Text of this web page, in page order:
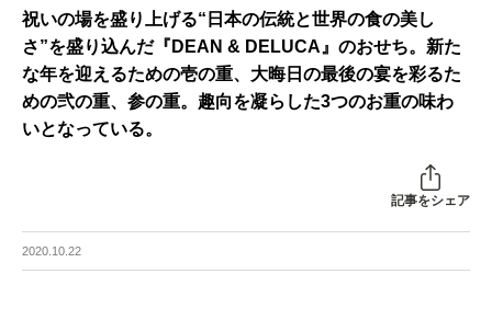
祝いの場を盛り上げる“日本の伝統と世界の食の美し
さ”を盛り込んだ『DEAN & DELUCA』のおせち。新た
な年を迎えるための壱の重、大晦日の最後の宴を彩るた
めの弐の重、参の重。趣向を凝らした3つのお重の味わ
いとなっている。
記事をシェア
2020.10.22